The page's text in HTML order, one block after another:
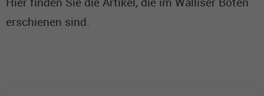
erschienen sind.